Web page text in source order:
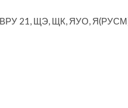
ВРУ 21, ЩЭ, ЩК, ЯУО,